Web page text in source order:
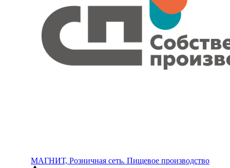
МАГНИТ, Розничная сеть. Пищевое производство